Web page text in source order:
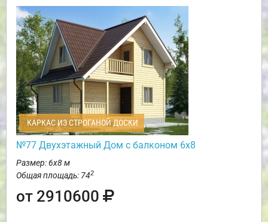
КАРКАС ИЗ СТРОГАНОЙ ДОСКИ
№77 Двухэтажный Дом с балконом 6х8
Размер: 6х8 м
Общая площадь: 742
от 2910600